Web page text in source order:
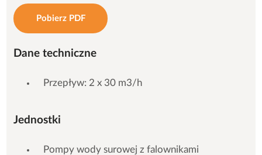
Pobierz PDF
Dane techniczne
Przepływ: 2 x 30 m3/h
Jednostki
Pompy wody surowej z falownikami